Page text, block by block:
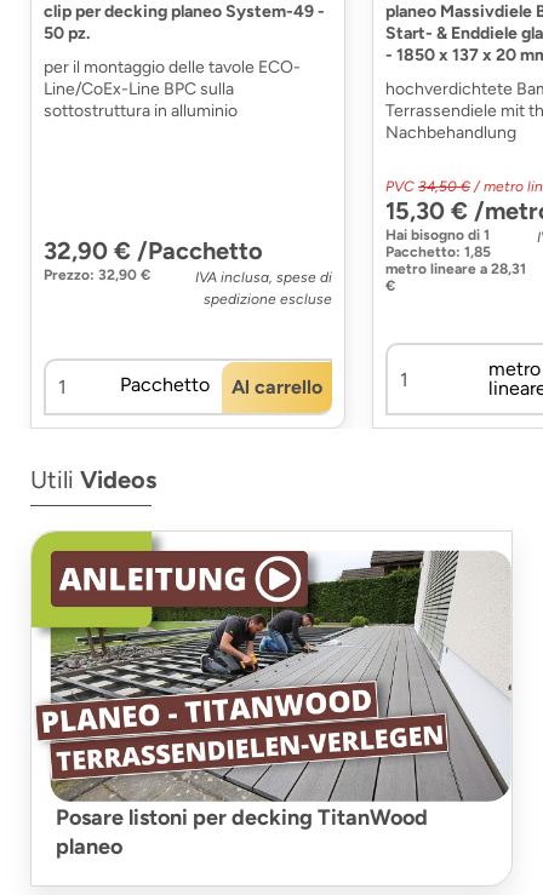
clip per decking planeo System-49 -
50 pz.
per il montaggio delle tavole ECO-
Line/CoEx-Line BPC sulla
sottostruttura in alluminio
32,90 € /Pacchetto
Prezzo: 32,90 €
IVA inclusa, spese di
spedizione escluse
Pacchetto Al carrello
planeo Massivdiele
Start- & Enddiele
- 1850 x 137 x 20
hochverdichtete
Terrassendiele mit
Nachbehandlung
PVC 34,50 € / metro
15,30 € /
Hai bisogno di 1
Pacchetto: 1,85
metro lineare a 28,31
€
metro
Utili Videos
Posare listoni per decking TitanWood
planeo